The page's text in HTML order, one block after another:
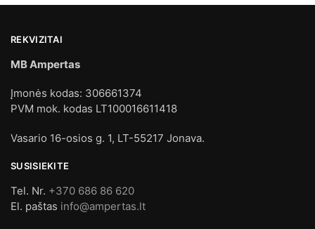
REKVIZITAI
MB Ampertas
Įmonės kodas: 306661374
PVM mok. kodas LT100016611418
Vasario 16-osios g. 1, LT-55217 Jonava.
SUSISIEKITE
Tel. Nr. +370 686 86 620
El. paštas info@ampertas.lt